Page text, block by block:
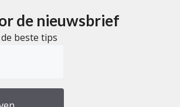
de nieuwsbrief
beste tips